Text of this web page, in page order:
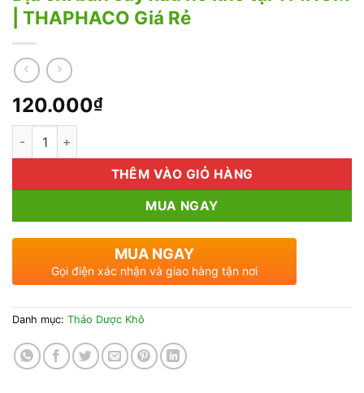
| THAPHACO Giá Rẻ
120.000₫
Địa chỉ bán cây xấu hổ khô tại TP.HCM | THAPHACO Giá Rẻ số
THÊM VÀO GIỎ HÀNG
MUA NGAY
MUA NGAY
Gọi điện xác nhận và giao hàng tận nơi
Danh mục: Thảo Dược Khô